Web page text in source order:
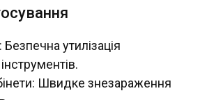
Безпечна утилізація
Швидке знезараження